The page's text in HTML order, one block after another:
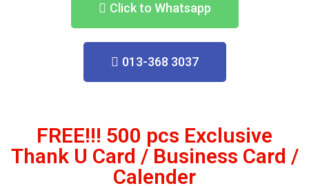
Click to Whatsapp
013-368 3037
FREE!!! 500 pcs Exclusive
Thank U Card / Business Card /
Calender